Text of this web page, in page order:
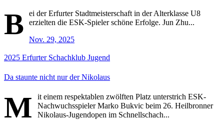
B
ei der Erfurter Stadtmeisterschaft in der Alterklasse U8
erzielten die ESK-Spieler schöne Erfolge. Jun Zhu...
Nov. 29, 2025
2025 Erfurter Schachklub Jugend
Da staunte nicht nur der Nikolaus
M
it einem respektablen zwölften Platz unterstrich ESK-
Nachwuchsspieler Marko Bukvic beim 26. Heilbronner
Nikolaus-Jugendopen im Schnellschach...